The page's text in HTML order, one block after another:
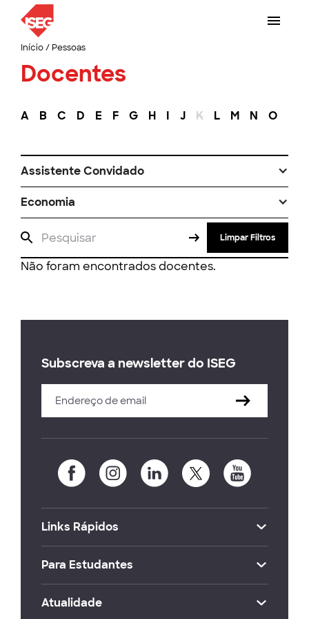
Início/ Pessoas
Docentes
A B C D E F G H I J K L M N O
Assistente Convidado
Economia
Limpar Filtros
Não foram encontrados docentes.
Subscreva a newsletter do ISEG
Links Rápidos
Para Estudantes
Atualidade